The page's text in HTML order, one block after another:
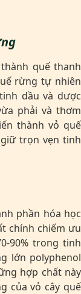
quế thanh
rừng tự nhiên
dầu và dược
phải và thơm
thành vỏ quế
trọn vẹn tinh
phần hóa học
chính chiếm ưu
90% trong tinh
lớn polyphenol
hợp chất này
của vỏ cây quế